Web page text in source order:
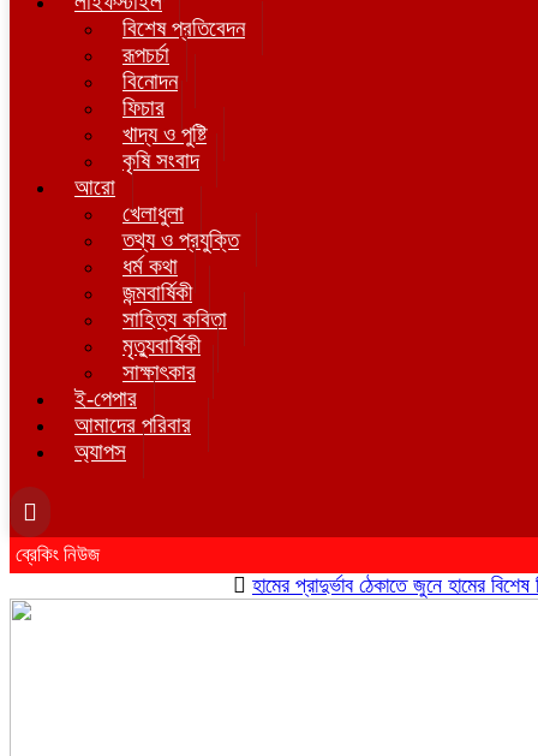
বিশেষ প্রতিবেদন
রূপচর্চা
বিনোদন
ফিচার
খাদ্য ও পুষ্টি
কৃষি সংবাদ
আরো
খেলাধুলা
তথ্য ও প্রযুক্তি
ধর্ম কথা
জন্মবার্ষিকী
সাহিত্য কবিতা
মৃত্যুবার্ষিকী
সাক্ষাৎকার
ই-পেপার
আমাদের পরিবার
অ্যাপস
ব্রেকিং নিউজ
হামের প্রাদুর্ভাব ঠেকাতে জুনে হামের বিশেষ